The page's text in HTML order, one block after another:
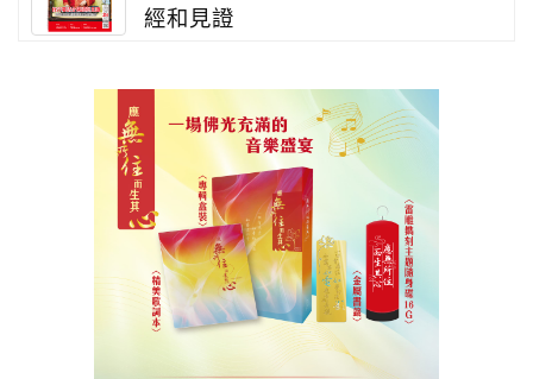
經和見證